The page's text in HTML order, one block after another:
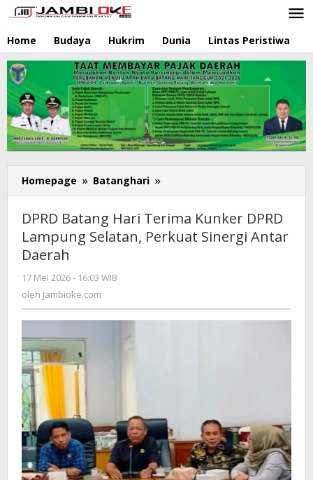
Lewati
ke
konten
Home Budaya Hukrim Dunia Lintas Peristiwa
Homepage » Batanghari »
Batang
Terima
Kunker
Sinergi
DPRD Batang Hari Terima Kunker DPRD
Lampung Selatan, Perkuat Sinergi Antar
Daerah
17 Mei 2026 - 16:03 WIB
oleh Jambioke.com